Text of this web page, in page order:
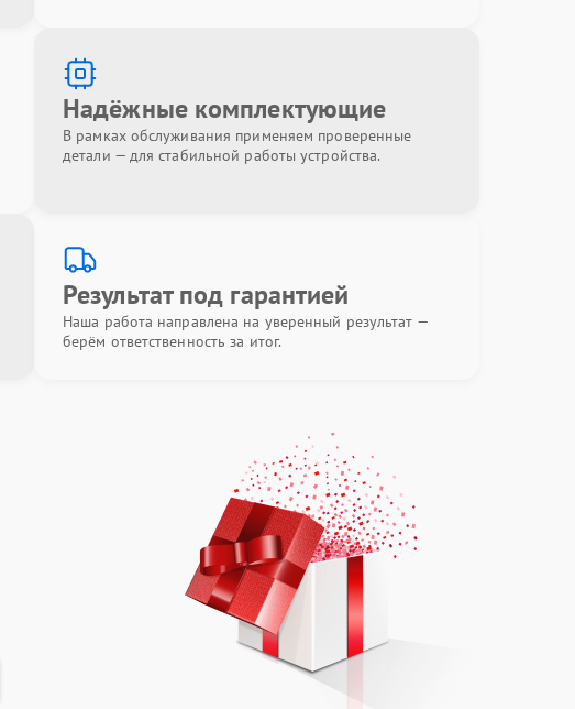
Надёжные комплектующие
В рамках обслуживания применяем проверенные
детали — для стабильной работы устройства.
Результат под гарантией
Наша работа направлена на уверенный результат —
берём ответственность за итог.